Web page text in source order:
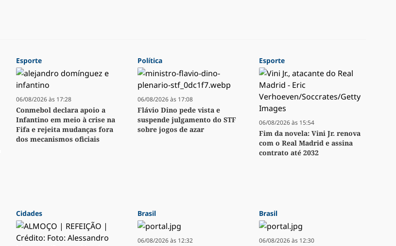
Esporte
06/08/2026 às 17:28
Conmebol declara apoio a
Infantino em meio à crise na
Fifa e rejeita mudanças fora
dos mecanismos oficiais
Política
06/08/2026 às 17:08
Flávio Dino pede vista e
suspende julgamento do STF
sobre jogos de azar
Esporte
06/08/2026 às 15:54
Fim da novela: Vini Jr. renova
com o Real Madrid e assina
contrato até 2032
Cidades Brasil
06/08/2026 às 12:32
Brasil
06/08/2026 às 12:30